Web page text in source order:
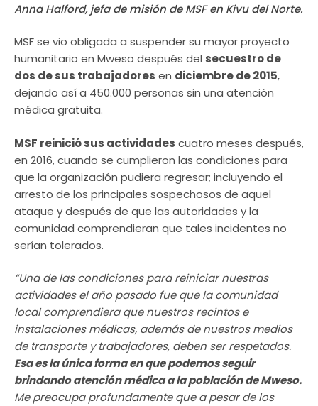
Anna Halford, jefa de misión de MSF en Kivu del Norte.
MSF se vio obligada a suspender su mayor proyecto
humanitario en Mweso después del secuestro de
dos de sus trabajadores en diciembre de 2015,
dejando así a 450.000 personas sin una atención
médica gratuita.
MSF reinició sus actividades cuatro meses después,
en 2016, cuando se cumplieron las condiciones para
que la organización pudiera regresar; incluyendo el
arresto de los principales sospechosos de aquel
ataque y después de que las autoridades y la
comunidad comprendieran que tales incidentes no
serían tolerados.
“Una de las condiciones para reiniciar nuestras
actividades el año pasado fue que la comunidad
local comprendiera que nuestros recintos e
instalaciones médicas, además de nuestros medios
de transporte y trabajadores, deben ser respetados.
Esa es la única forma en que podemos seguir
brindando atención médica a la población de Mweso.
Me preocupa profundamente que a pesar de los